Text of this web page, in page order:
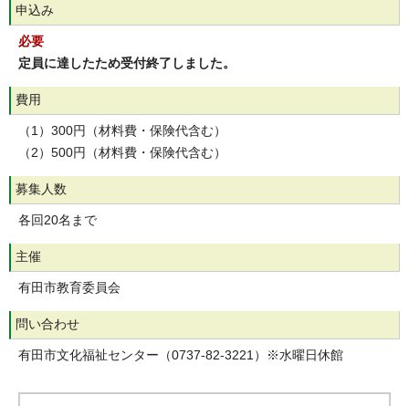
申込み
必要
定員に達したため受付終了しました。
費用
（1）300円（材料費・保険代含む）
（2）500円（材料費・保険代含む）
募集人数
各回20名まで
主催
有田市教育委員会
問い合わせ
有田市文化福祉センター（0737-82-3221）※水曜日休館